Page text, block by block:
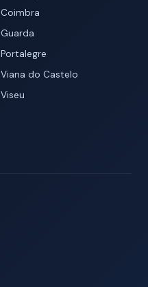
Coimbra
Guarda
Portalegre
Viana do Castelo
Viseu